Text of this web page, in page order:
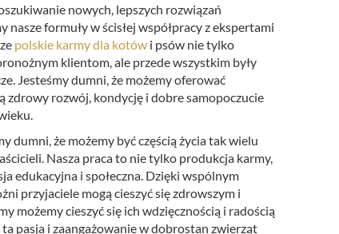
nowych, lepszych rozwiązań
nasze formuły w ścisłej współpracy z ekspertami
polskie karmy dla kotów i psów nie tylko
klientom, ale przede wszystkim były
Jesteśmy dumni, że możemy oferować
zdrowy rozwój, kondycję i dobre samopoczucie
dumni, że możemy być częścią życia tak wielu
Nasza praca to nie tylko produkcja karmy,
edukacyjna i społeczna. Dzięki wspólnym
przyjaciele mogą cieszyć się zdrowszym i
możemy cieszyć się ich wdzięcznością i radością
ta pasja i zaangażowanie w dobrostan zwierząt